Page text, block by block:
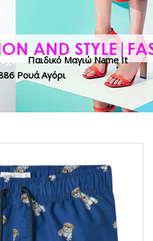
Παιδικό Μαγιώ Name It
Ρουά Αγόρι